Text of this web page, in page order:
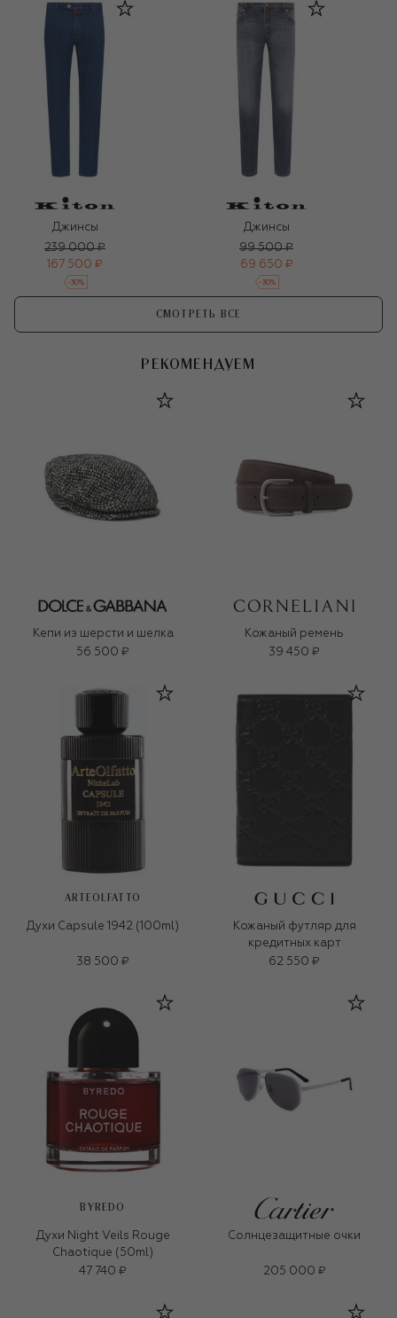
Джинсы
239 000 ₽
167 500 ₽
-30%
Джинсы
99 500 ₽
69 650 ₽
-30%
СМОТРЕТЬ ВСЕ
РЕКОМЕНДУЕМ
Кепи из шерсти и шелка
56 500 ₽
Кожаный ремень
39 450 ₽
ARTEOLFATTO
Духи Capsule 1942 (100ml)
38 500 ₽
Кожаный футляр для
кредитных карт
62 550 ₽
BYREDO
Духи Night Veils Rouge
Chaotique (50ml)
47 740 ₽
Солнцезащитные очки
205 000 ₽